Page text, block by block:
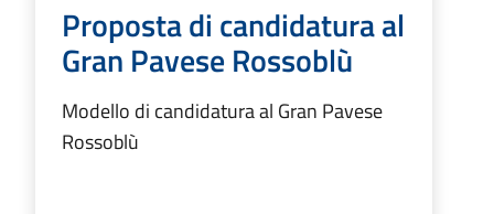
Proposta di candidatura al
Gran Pavese Rossoblù
Modello di candidatura al Gran Pavese
Rossoblù